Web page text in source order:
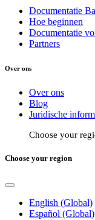
Documentatie
Hoe beginnen
Documentatie
Partners
Over ons
Over ons
Blog
Juridische
Choose your
Choose your region
English (Global)
Español (Global)